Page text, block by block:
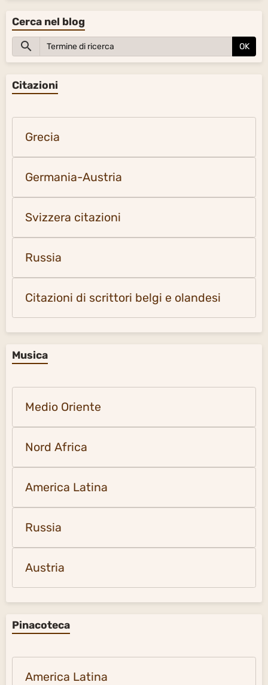
Cerca nel blog
OK
Citazioni
Grecia
Germania-Austria
Svizzera citazioni
Russia
Citazioni di scrittori belgi e olandesi
Musica
Medio Oriente
Nord Africa
America Latina
Russia
Austria
Pinacoteca
America Latina